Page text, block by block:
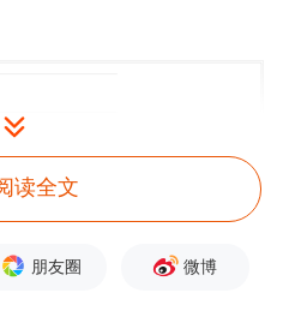
读全文
朋友圈 微博